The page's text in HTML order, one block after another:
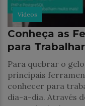
Vídeos
Conheça as
para
Para quebrar o
principais
conhecer para
dia-a-dia. Através